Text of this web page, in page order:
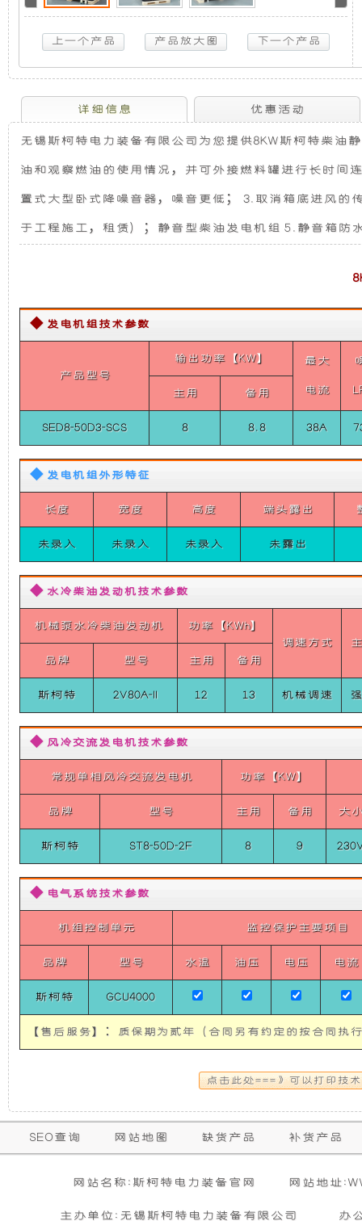
用
全
新
计，
音
更
稳
保
方
所
有
静
音
电
放
式
发
机
而
其
基
础
上
增
加
一
装
使
发
电
机
有
和
静
音
发
电
机
（单
50HZ
3000
转）
8KW
斯
柯
特
柴
油
静
音
发
电
机
组
（单
相
50HZ
3000
转）
8KW
斯
柯
特
柴
油
静
音
发
电
机
组
（单
相
50HZ
3000
转）
8KW
SICOTE
Diesel
Silent
Generator
Set
(single-
phase
50HZ
3000RPM)
详细信息 优惠活动
无锡斯柯特电力装备有限公司为您提供8KW斯柯特柴油
油和观察燃油的使用情况，并可外接燃料罐进行长时间
置式大型卧式降噪音器，噪音更低； 3.取消箱底进风
于工程施工，租赁）；静音型柴油发电机组 5.静音箱防
◆ 发电机组技术参数
产品型号
输出功率【KW】 最大
电流
主用 备用
SED8-50D3-SCS 8 8.8 38A
◆ 发电机组外形特征
长度 宽度 高度 端头露出
未录入 未录入 未录入 未露出
◆ 水冷柴油发动机技术参数
机械泵水冷柴油发动机
功率【KWh】
调速方式
品牌
型号 主用 备用
斯柯特 2V80A-II 12 13 机械调速
◆ 风冷交流发电机技术参数
常规单相风冷交流发电机 功率【KW】
品牌 型号 主用 备用 大
斯柯特 ST8-50D-2F 8 9
◆ 电气系统技术参数
机组控制单元 监控保护主要项目
品牌 型号 水温 油压 电压 电流
斯柯特 GCU4000
【售后服务】：质保期为贰年（合同另有约定的按合同
购买本公司产品达到规定金额可获增三滤
活动时间 : 从2026年01月01日 0点0分 2026年12月
零担运输（运费到付）
所需时间 : 3-4 天 [ 国内 ]
修
SEO查询 网站地图 缺货产品 补货产品
网站名称:斯柯特电力装备官网 网站地址
主办单位:无锡斯柯特电力装备有限公司 办